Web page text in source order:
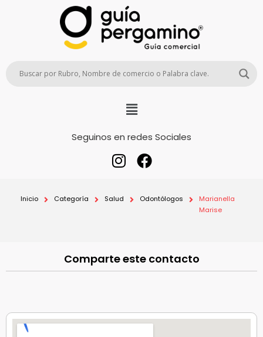
Seguinos en redes Sociales
Inicio Categoría Salud Odontólogos
Marianella
Marise
Comparte este contacto